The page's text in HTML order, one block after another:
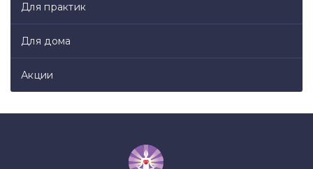
Для практик
Для дома
Акции